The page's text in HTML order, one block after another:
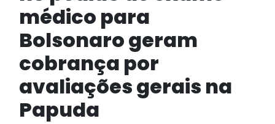
médico para
Bolsonaro geram
cobrança por
avaliações gerais na
Papuda